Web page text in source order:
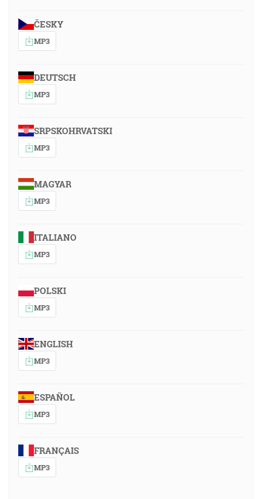
ČESKY
MP3
DEUTSCH
MP3
SRPSKOHRVATSKI
MP3
MAGYAR
MP3
ITALIANO
MP3
POLSKI
MP3
ENGLISH
MP3
ESPAÑOL
MP3
FRANÇAIS
MP3